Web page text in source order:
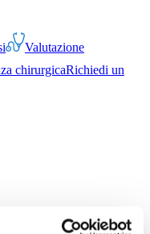
Valutazione
chirurgicaRichiedi un
Valutazione